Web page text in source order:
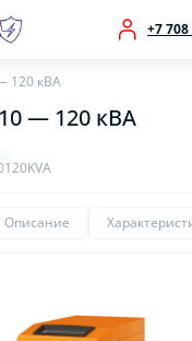
+7
120 кВА
10 — 120 кВА
Описание